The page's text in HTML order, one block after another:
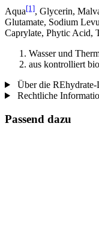
Aqua[1], Glycerin,
Glutamate, Sodium
Caprylate, Phytic Acid,
Wasser und
aus kontrolliert
Über die
Rechtliche
Passend dazu